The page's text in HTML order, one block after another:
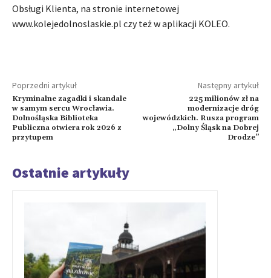
Obsługi Klienta, na stronie internetowej
www.kolejedolnoslaskie.pl czy też w aplikacji KOLEO.
Poprzedni artykuł
Kryminalne zagadki i skandale
w samym sercu Wrocławia.
Dolnośląska Biblioteka
Publiczna otwiera rok 2026 z
przytupem
Następny artykuł
225 milionów zł na
modernizacje dróg
wojewódzkich. Rusza program
„Dolny Śląsk na Dobrej
Drodze”
Ostatnie artykuły